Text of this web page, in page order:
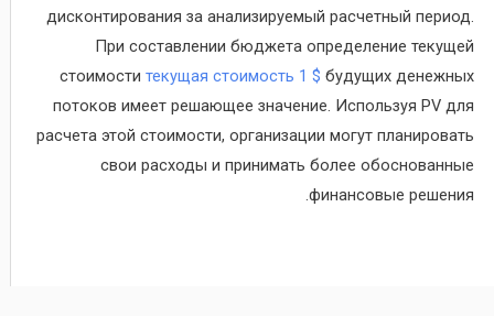
дисконтирования за анализируемый расчетный период.
При составлении бюджета определение текущей
стоимоститекущая стоимость 1 $ будущих денежных
потоков имеет решающее значение. Используя PV для
расчета этой стоимости, организации могут планировать
свои расходы и принимать более обоснованные
финансовые решения.